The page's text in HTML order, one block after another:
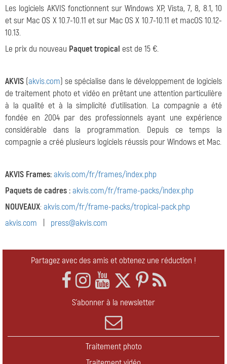
Les logiciels AKVIS fonctionnent sur Windows XP, Vista, 7, 8, 8.1, 10
et sur Mac OS X 10.7-10.11 et sur Mac OS X 10.7-10.11 et macOS 10.12-
10.13.
Le prix du nouveau Paquet tropical est de 15 €.
AKVIS (akvis.com) se spécialise dans le développement de logiciels
de traitement photo et vidéo en prêtant une attention particulière
à la qualité et à la simplicité d'utilisation. La compagnie a été
fondée en 2004 par des professionnels ayant une expérience
considérable dans la programmation. Depuis ce temps la
compagnie a créé plusieurs logiciels réussis pour Windows et Mac.
AKVIS Frames:akvis.com/fr/frames/index.php
Paquets de cadres :akvis.com/fr/frame-packs/index.php
NOUVEAUX:akvis.com/fr/frame-packs/tropical-pack.php
akvis.com
press@akvis.com
Partagez avec des amis et obtenez une réduction !
S'abonner à la newsletter
Traitement photo